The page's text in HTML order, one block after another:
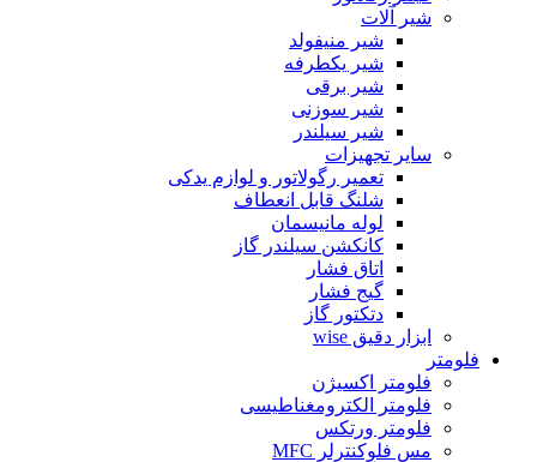
شیر آلات
شیر منیفولد
شیر یکطرفه
شیر برقی
شیر سوزنی
شیر سیلندر
سایر تجهیزات
تعمیر رگولاتور و لوازم یدکی
شلنگ قابل انعطاف
لوله مانیسمان
کانکشن سیلندر گاز
اتاق فشار
گیج فشار
دتکتور گاز
ابزار دقیق wise
فلومتر
فلومتر اکسیژن
فلومتر الکترومغناطیسی
فلومتر ورتکس
مس فلوکنترلر MFC